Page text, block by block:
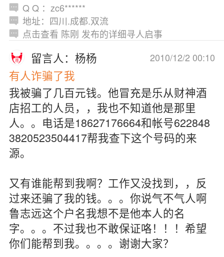
Q Q ：zc6******
地址：四川.成都.双流
点击查看 陈刚 发布的详细寻人启事
2010/12/2 00:10
留言人：杨杨
有人诈骗了我
我被骗了几百元钱。他冒充是乐从财神酒
店招工的人员，，我也不知道他是那里
人。。电话是18627176664和帐号622848
3820523504417帮我查下这个号码的来
源。
又有谁能帮到我啊？工作又没找到，，反
过来还骗了我的钱。。。你说气不气人啊
鲁志远这个户名我想不是他本人的名
字。。。不过我也不敢保证咯！！！希望
你们能帮到我。。。。谢谢大家？